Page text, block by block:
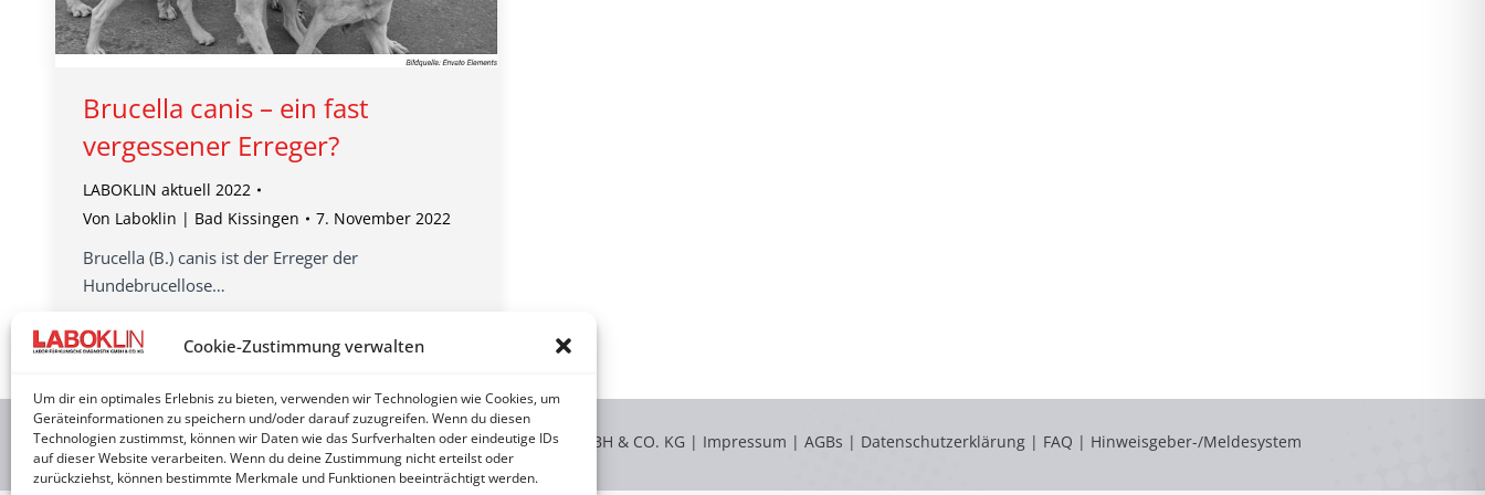
Cookie-Zustimmung verwalten
Um dir ein optimales Erlebnis zu bieten, verwenden wir Technologien wie Cookies, um
Geräteinformationen zu speichern und/oder darauf zuzugreifen. Wenn du diesen
Technologien zustimmst, können wir Daten wie das Surfverhalten oder eindeutige IDs
auf dieser Website verarbeiten. Wenn du deine Zustimmung nicht erteilst oder
zurückziehst, können bestimmte Merkmale und Funktionen beeinträchtigt werden.
Brucella canis – ein fast
vergessener Erreger?
LABOKLIN aktuell 2022
Von Laboklin | Bad Kissingen 7. November 2022
Brucella (B.) canis ist der Erreger der
Hundebrucellose…
2026 © LABOKLIN GMBH & CO. KG | Impressum | AGBs | Datenschutzerklärung | FAQ | Hinweisgeber-/Meldesystem